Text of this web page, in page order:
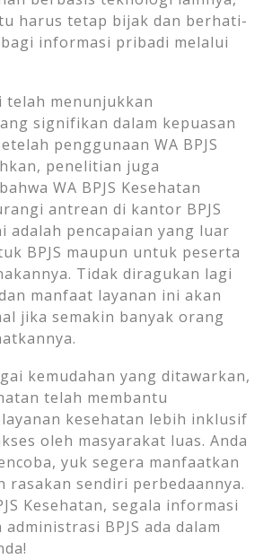
harus tetap bijak dan berhati-
informasi pribadi melalui
telah menunjukkan
signifikan dalam kepuasan
penggunaan WA BPJS
penelitian juga
WA BPJS Kesehatan
antrean di kantor BPJS
adalah pencapaian yang luar
BPJS maupun untuk peserta
Tidak diragukan lagi
manfaat layanan ini akan
jika semakin banyak orang
kemudahan yang ditawarkan,
telah membantu
kesehatan lebih inklusif
oleh masyarakat luas. Anda
yuk segera manfaatkan
rasakan sendiri perbedaannya.
Kesehatan, segala informasi
BPJS ada dalam